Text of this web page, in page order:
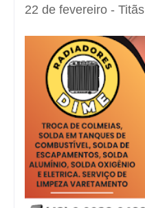
22 de fevereiro - Titãs